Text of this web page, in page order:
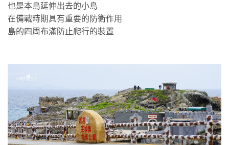
也是本島延伸出去的小島
在備戰時期具有重要的防衛作用
島的四周布滿防止爬行的裝置